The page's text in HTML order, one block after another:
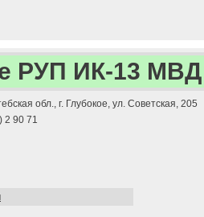
РУП ИК-13
обл., г. Глубокое, ул. Советская, 205
2 90 71